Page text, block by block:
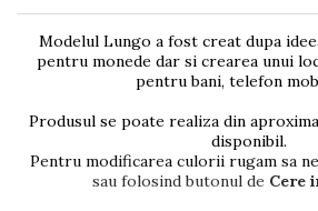
Modelul Lungo a fost creat dupa
pentru monede dar si crearea unui
pentru bani, telefon
Produsul se poate realiza din
disponibil.
Pentru modificarea culorii rugam sa
sau folosind butonul de Cere